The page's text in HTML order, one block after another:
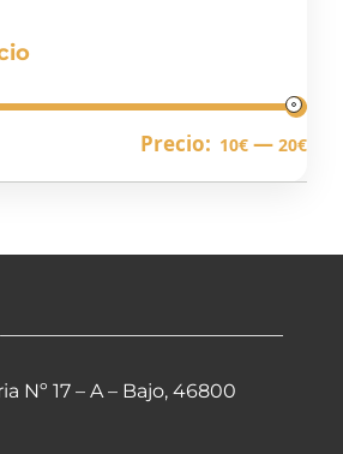
Precio: 10€ — 20€
Nº 17 – A – Bajo, 46800